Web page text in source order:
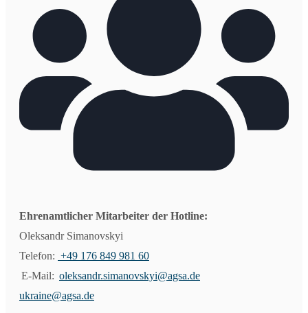
Ehrenamtlicher Mitarbeiter der Hotline:
Oleksandr Simanovskyi
Telefon: +49 176 849 981 60
E-Mail: oleksandr.simanovskyi@agsa.de
ukraine@agsa.de